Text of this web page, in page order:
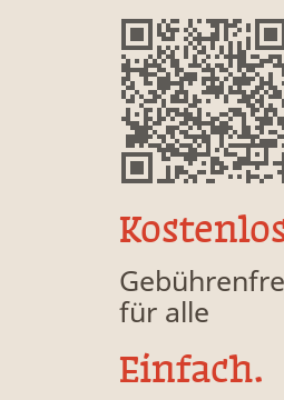
für alle
Einfach.
Mitfahrgelegenheit &
MFG